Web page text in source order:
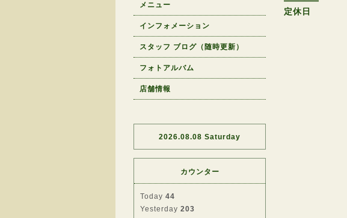
定休日
メニュー
インフォメーション
スタッフ ブログ（随時更新）
フォトアルバム
店舗情報
2026.08.08 Saturday
カウンター
Today 44
Yesterday 203